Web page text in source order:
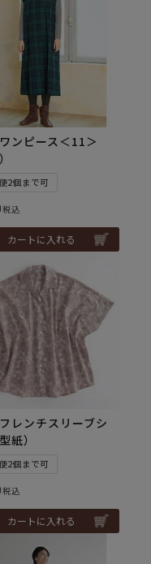
ンピース＜11＞
2個まで可
税込
カートに入れる
レンチスリーブシ
紙）
2個まで可
税込
カートに入れる